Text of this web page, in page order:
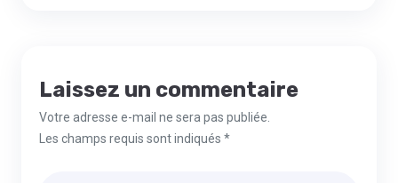
Laissez un commentaire
Votre adresse e-mail ne sera pas publiée.
Les champs requis sont indiqués *